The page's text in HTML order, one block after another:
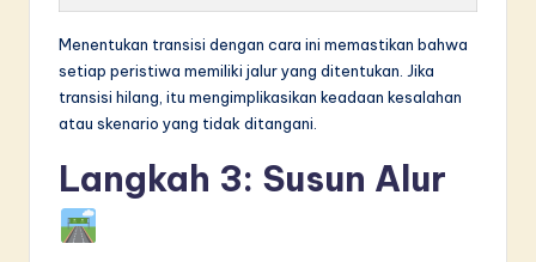
Menentukan transisi dengan cara ini memastikan bahwa
setiap peristiwa memiliki jalur yang ditentukan. Jika
transisi hilang, itu mengimplikasikan keadaan kesalahan
atau skenario yang tidak ditangani.
Langkah 3: Susun Alur